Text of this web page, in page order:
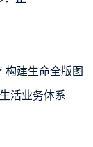
构建生命全版图
活业务体系